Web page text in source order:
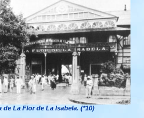
de La Flor de La Isabela. (*10)